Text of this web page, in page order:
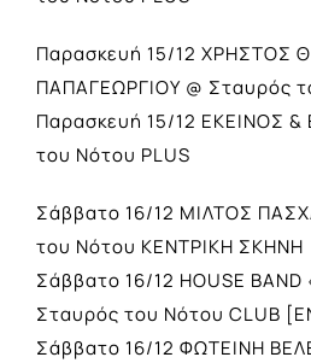
Παρασκευή 15/12 ΧΡΗΣΤΟΣ
ΠΑΠΑΓΕΩΡΓΙΟΥ @ Σταυρός
Παρασκευή 15/12 ΕΚΕΙΝΟΣ
του Νότου PLUS
Σάββατο 16/12 ΜΙΛΤΟΣ
του Νότου ΚΕΝΤΡΙΚΗ ΣΚΗΝΗ
Σάββατο 16/12 HOUSE
Σταυρός του Νότου CLUB
Σάββατο 16/12 ΦΩΤΕΙΝΗ